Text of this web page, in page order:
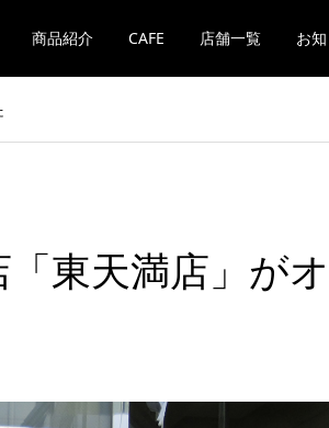
商品紹介 CAFE 店舗一覧 お
東天満店」がオ